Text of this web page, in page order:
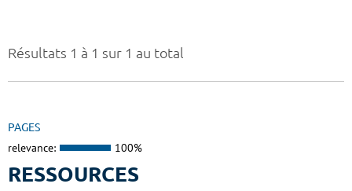
Résultats 1 à 1 sur 1 au total
PAGES
relevance: 100%
RESSOURCES